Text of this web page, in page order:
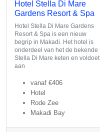
Hotel Stella Di Mare
Gardens Resort & Spa
Hotel Stella Di Mare Gardens
Resort & Spa is een nieuw
begrip in Makadi. Het hotel is
onderdeel van het de bekende
Stella Di Mare keten en voldoet
aan
vanaf €406
Hotel
Rode Zee
Makadi Bay